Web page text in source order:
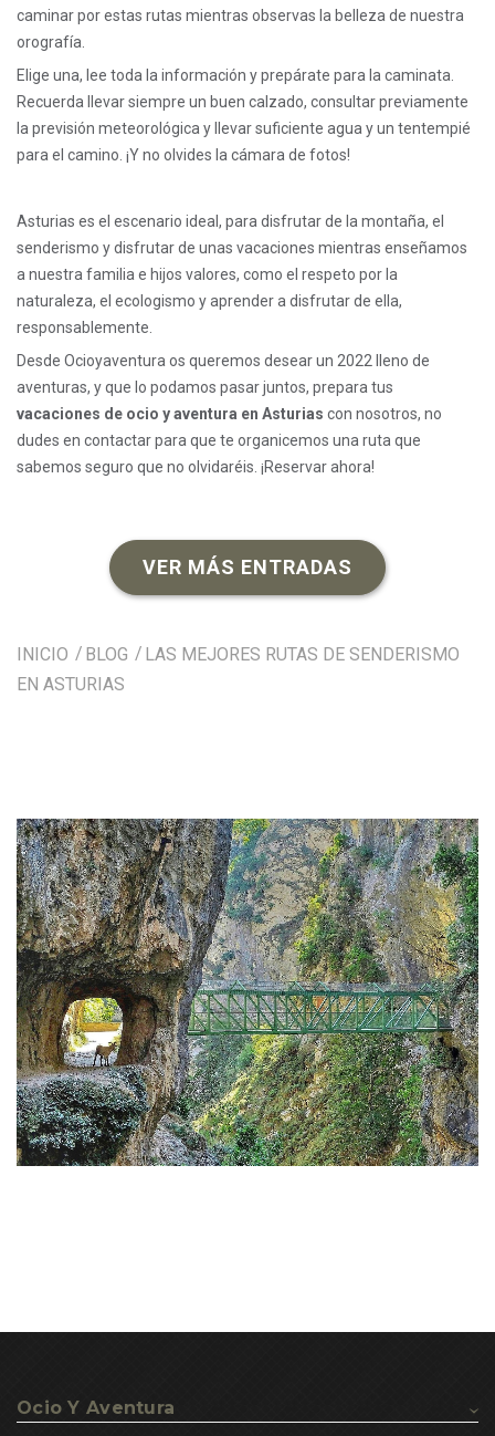
caminar por estas rutas mientras observas la belleza de nuestra
orografía.
Elige una, lee toda la información y prepárate para la caminata.
Recuerda llevar siempre un buen calzado, consultar previamente
la previsión meteorológica y llevar suficiente agua y un tentempié
para el camino. ¡Y no olvides la cámara de fotos!
Asturias es el escenario ideal, para disfrutar de la montaña, el
senderismo y disfrutar de unas vacaciones mientras enseñamos
a nuestra familia e hijos valores, como el respeto por la
naturaleza, el ecologismo y aprender a disfrutar de ella,
responsablemente.
Desde Ocioyaventura os queremos desear un 2022 lleno de
aventuras, y que lo podamos pasar juntos, prepara tus
vacaciones de ocio y aventura en Asturias con nosotros, no
dudes en contactar para que te organicemos una ruta que
sabemos seguro que no olvidaréis. ¡Reservar ahora!
VER MÁS ENTRADAS
INICIO BLOG
LAS MEJORES RUTAS DE SENDERISMO
EN ASTURIAS
Ocio Y Aventura